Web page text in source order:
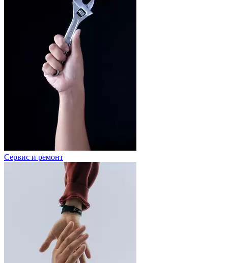
Сервис и ремонт